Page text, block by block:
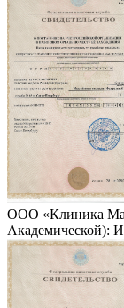
ООО «Клиника
Академической):